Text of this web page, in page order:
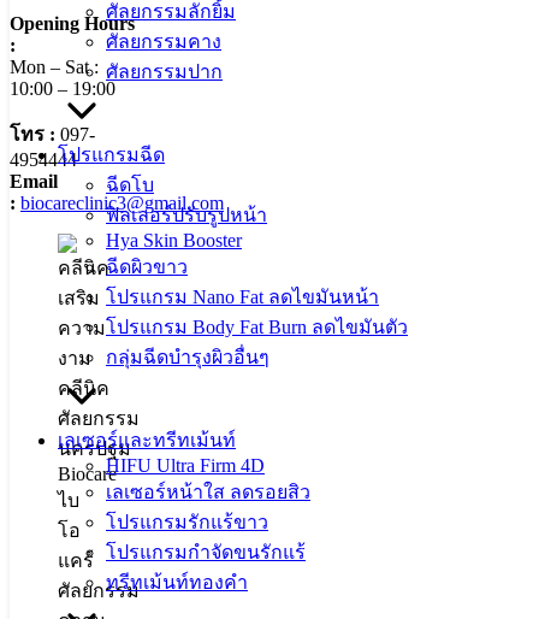
ศัลยกรรมลักยิ้ม
ศัลยกรรมคาง
ศัลยกรรมปาก
โปรแกรมฉีด
ฉีดโบ
ฟิลเลอร์ปรับรูปหน้า
Hya Skin Booster
ฉีดผิวขาว
โปรแกรม Nano Fat ลดไขมันหน้า
โปรแกรม Body Fat Burn ลดไขมันตัว
กลุ่มฉีดบำรุงผิวอื่นๆ
เลเซอร์และทรีทเม้นท์
HIFU Ultra Firm 4D
เลเซอร์หน้าใส ลดรอยสิว
โปรแกรมรักแร้ขาว
โปรแกรมกำจัดขนรักแร้
ทรีทเม้นท์ทองคำ
Opening Hours
:
Mon – Sat :
10:00 – 19:00
โทร : 097-
4954444
Email
: biocareclinic3@gmail.com